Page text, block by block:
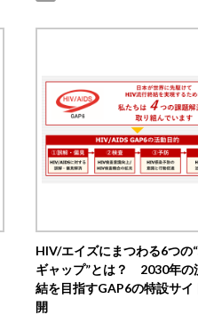
HIV/エイズにまつわる6つの
ギャップ”とは？ 2030年の
結を目指すGAP6の特設サイ
開